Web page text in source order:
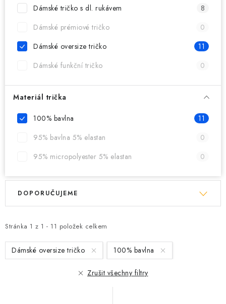
OKAMŽITĚ K ODBĚRU
B2B
VÁNOCE
Časté otázky
Doprava a platba
Zásady zpracování ochrany osobních údajů
Kontakty
Dámské tričko s dl. rukávem
8
Dámské prémiové tričko
0
Dámské oversize tričko
11
Dámské funkční tričko
0
Materiál trička
100% bavlna
11
95% bavlna 5% elastan
0
95% micropolyester 5% elastan
0
V
i
s
p
Stránka 1 z 1 - 11 položek celkem
Ř
e
n
í
DOPORUČUJEME
Dámské oversize tričko 100% bavlna
Zrušit všechny filtry